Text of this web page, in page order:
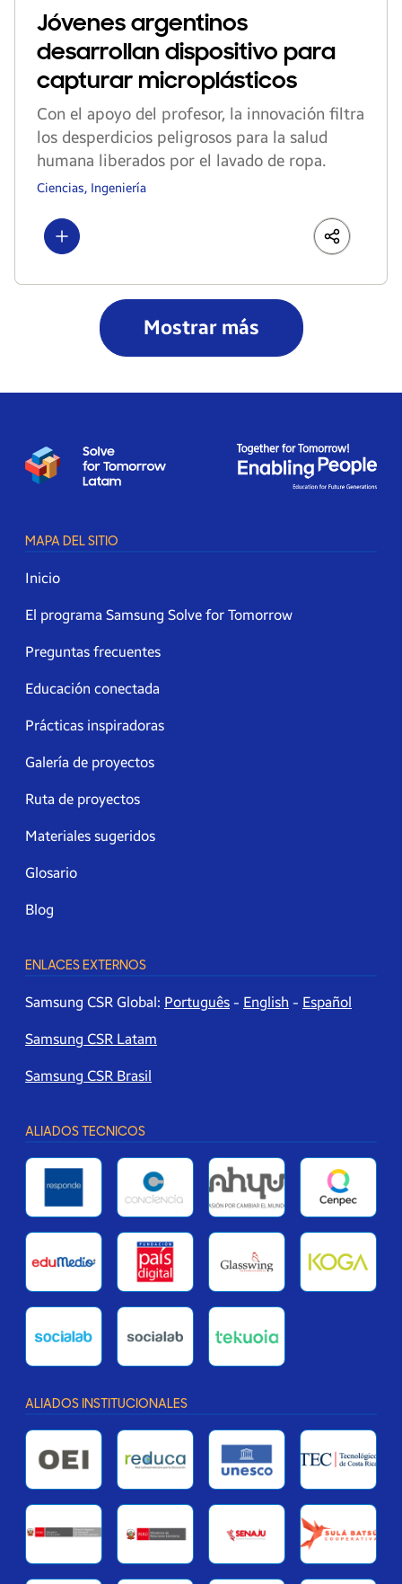
Jóvenes argentinos
desarrollan dispositivo para
capturar microplásticos
Con el apoyo del profesor, la innovación filtra
los desperdicios peligrosos para la salud
humana liberados por el lavado de ropa.
Ciencias, Ingeniería
Show more LinkedIn
Share
Mostrar más
MAPA DEL SITIO
Inicio
El programa Samsung Solve for Tomorrow
Preguntas frecuentes
Educación conectada
Prácticas inspiradoras
Galería de proyectos
Ruta de proyectos
Materiales sugeridos
Glosario
Blog
ENLACES EXTERNOS
Samsung CSR Global: Português - English - Español
Samsung CSR Latam
Samsung CSR Brasil
ALIADOS TECNICOS
ALIADOS INSTITUCIONALES